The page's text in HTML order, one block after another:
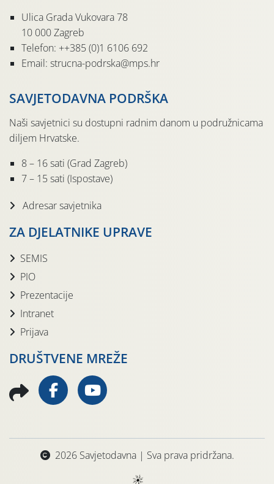
Ulica Grada Vukovara 78
10 000 Zagreb
Telefon: ++385 (0)1 6106 692
Email: strucna-podrska@mps.hr
SAVJETODAVNA PODRŠKA
Naši savjetnici su dostupni radnim danom u podružnicama
diljem Hrvatske.
8 – 16 sati (Grad Zagreb)
7 – 15 sati (Ispostave)
Adresar savjetnika
ZA DJELATNIKE UPRAVE
SEMIS
PIO
Prezentacije
Intranet
Prijava
DRUŠTVENE MREŽE
2026 Savjetodavna | Sva prava pridržana.